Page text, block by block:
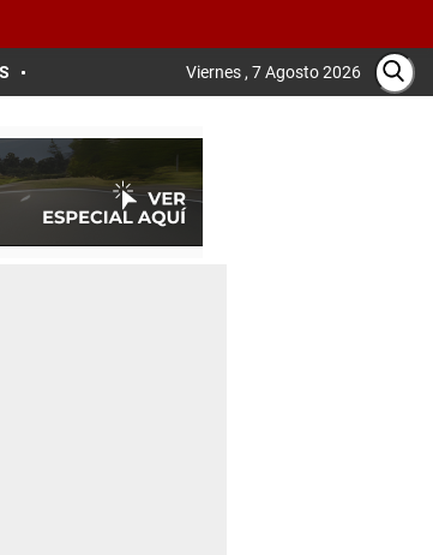
Viernes , 7 Agosto 2026